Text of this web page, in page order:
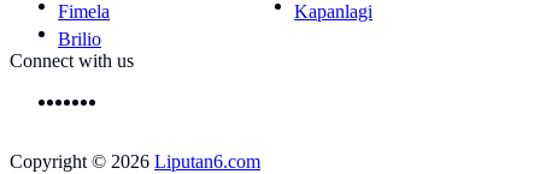
Fimela
Kapanlagi
Brilio
Connect with us
Copyright © 2026 Liputan6.com